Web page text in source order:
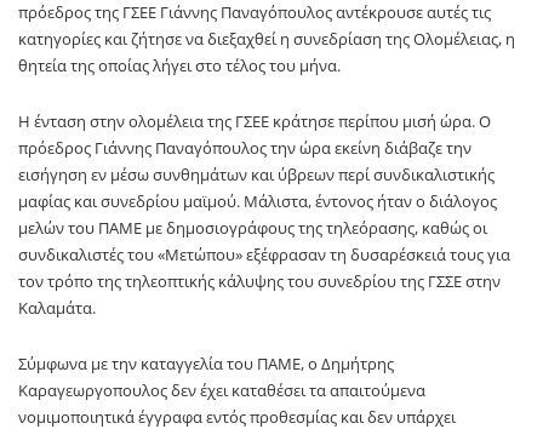
πρόεδρος της ΓΣΕΕ Γιάννης Παναγόπουλος αντέκρουσε αυτές τις
κατηγορίες και ζήτησε να διεξαχθεί η συνεδρίαση της Ολομέλειας, η
θητεία της οποίας λήγει στο τέλος του μήνα.
Η ένταση στην ολομέλεια της ΓΣΕΕ κράτησε περίπου μισή ώρα. Ο
πρόεδρος Γιάννης Παναγόπουλος την ώρα εκείνη διάβαζε την
εισήγηση εν μέσω συνθημάτων και ύβρεων περί συνδικαλιστικής
μαφίας και συνεδρίου μαϊμού. Μάλιστα, έντονος ήταν ο διάλογος
μελών του ΠΑΜΕ με δημοσιογράφους της τηλεόρασης, καθώς οι
συνδικαλιστές του «Μετώπου» εξέφρασαν τη δυσαρέσκειά τους για
τον τρόπο της τηλεοπτικής κάλυψης του συνεδρίου της ΓΣΣΕ στην
Καλαμάτα.
Σύμφωνα με την καταγγελία του ΠΑΜΕ, ο Δημήτρης
Καραγεωργοπουλος δεν έχει καταθέσει τα απαιτούμενα
νομιμοποιητικά έγγραφα εντός προθεσμίας και δεν υπάρχει